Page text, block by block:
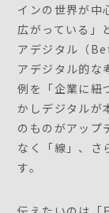
インの世界が中
広がっている」
アデジタル（
アデジタル的な
例を「企業に紐
かしデジタルが
のものがアップ
なく「線」、さ
す。